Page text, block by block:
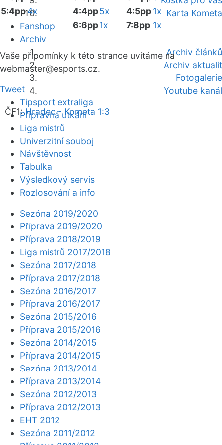
Karta Kometa
Fanshop
Archiv
Archiv článků
Archiv aktualit
Fotogalerie
Youtube kanál
ČF1:Hradec - Kometa 1:3
5:4pp4x
4:4pp5x
6:6pp1x
4:5pp1x
7:8pp 1x
Vaše připomínky k této stránce uvítáme na
webmaster@esports.cz.
Tweet
Tipsport extraliga
Přípravná utkání
Liga mistrů
Univerzitní souboj
Návštěvnost
Tabulka
Výsledkový servis
Rozlosování a info
Sezóna 2019/2020
Příprava 2019/2020
Příprava 2018/2019
Liga mistrů 2017/2018
Sezóna 2017/2018
Příprava 2017/2018
Sezóna 2016/2017
Příprava 2016/2017
Sezóna 2015/2016
Příprava 2015/2016
Sezóna 2014/2015
Příprava 2014/2015
Sezóna 2013/2014
Příprava 2013/2014
Sezóna 2012/2013
Příprava 2012/2013
EHT 2012
Sezóna 2011/2012